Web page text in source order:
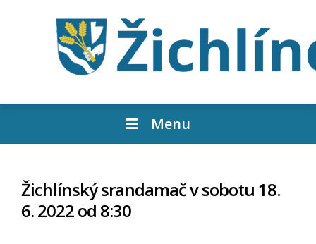
Menu
Žichlínský srandamač v sobotu 18.
6. 2022 od 8:30